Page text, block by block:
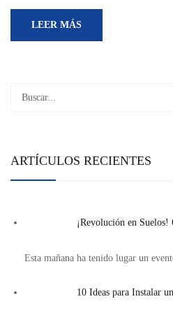
LEER MÁS
ARTÍCULOS RECIENTES
¡Revolución en
Esta mañana ha tenido lugar un
10 Ideas para Instalar